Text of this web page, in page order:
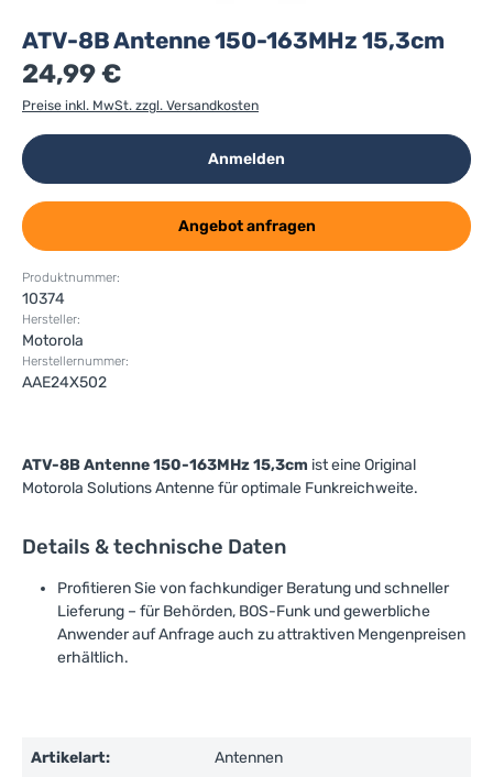
ATV-8B Antenne 150-163MHz 15,3cm
24,99 €
Preise inkl. MwSt. zzgl. Versandkosten
Anmelden
Angebot anfragen
Produktnummer:
10374
Hersteller:
Motorola
Herstellernummer:
AAE24X502
ATV-8B Antenne 150-163MHz 15,3cm ist eine Original
Motorola Solutions Antenne für optimale Funkreichweite.
Details & technische Daten
Profitieren Sie von fachkundiger Beratung und schneller
Lieferung – für Behörden, BOS-Funk und gewerbliche
Anwender auf Anfrage auch zu attraktiven Mengenpreisen
erhältlich.
Artikelart: Antennen